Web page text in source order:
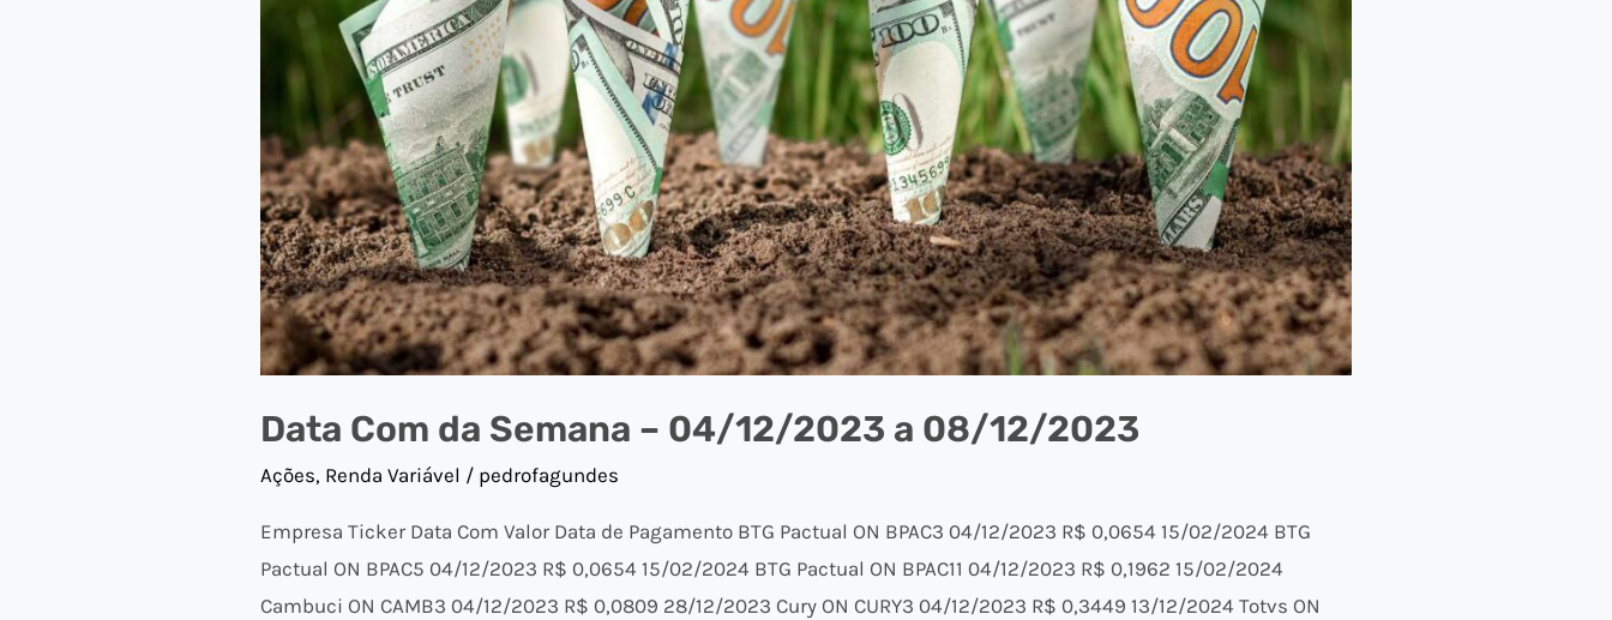
Data Com da Semana – 04/12/2023 a 08/12/2023
Ações, Renda Variável / pedrofagundes
Empresa Ticker Data Com Valor Data de Pagamento BTG Pactual ON BPAC3 04/12/2023 R$ 0,0654 15/02/2024 BTG
Pactual ON BPAC5 04/12/2023 R$ 0,0654 15/02/2024 BTG Pactual ON BPAC11 04/12/2023 R$ 0,1962 15/02/2024
Cambuci ON CAMB3 04/12/2023 R$ 0,0809 28/12/2023 Cury ON CURY3 04/12/2023 R$ 0,3449 13/12/2024 Totvs ON